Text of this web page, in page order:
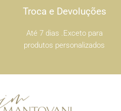
Troca e Devoluções
Até 7 dias .Exceto para
produtos personalizados